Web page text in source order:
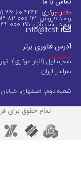
دفتر مرکزی: 4444 60 36 (031)
واحد فروش: 13 000 82 0913
واحد پشتیبانی: 25 000 44 0913
info@itesf.ir
آدرس فناوری برتر
شعبه اول (انبار مرکزی):
سراسر ایران
شعبه دوم: اصفهان، خیابان
تمام حقوق برای